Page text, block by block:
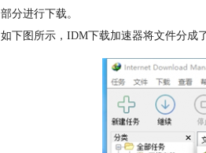
部分进行下载。
如下图所示，IDM下载加速器将文件分成